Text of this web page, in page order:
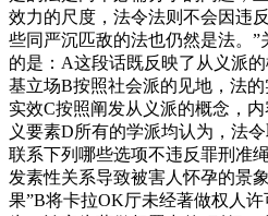
效力的尺度，法令法则不会因违
些同严沉匹敌的法也仍然是法。
的是：A这段话既反映了从义派
基立场B按照社会派的见地，法
实效C按照阐发从义派的概念，
义要素D所有的学派均认为，法
联系下列哪些选项不违反罪刑准
发素性关系导致被害人怀孕的景
果”B将卡拉OK厅未经著做权人